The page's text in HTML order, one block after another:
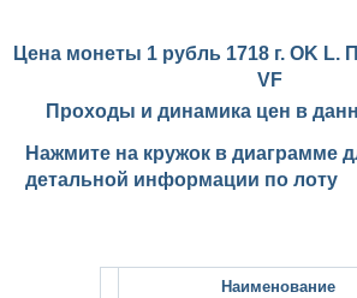
Цена монеты 1 рубль 1718 г. OK L.
VF
Проходы и динамика цен в
Нажмите на кружок в диаграмме
детальной информации по лоту
Наименование